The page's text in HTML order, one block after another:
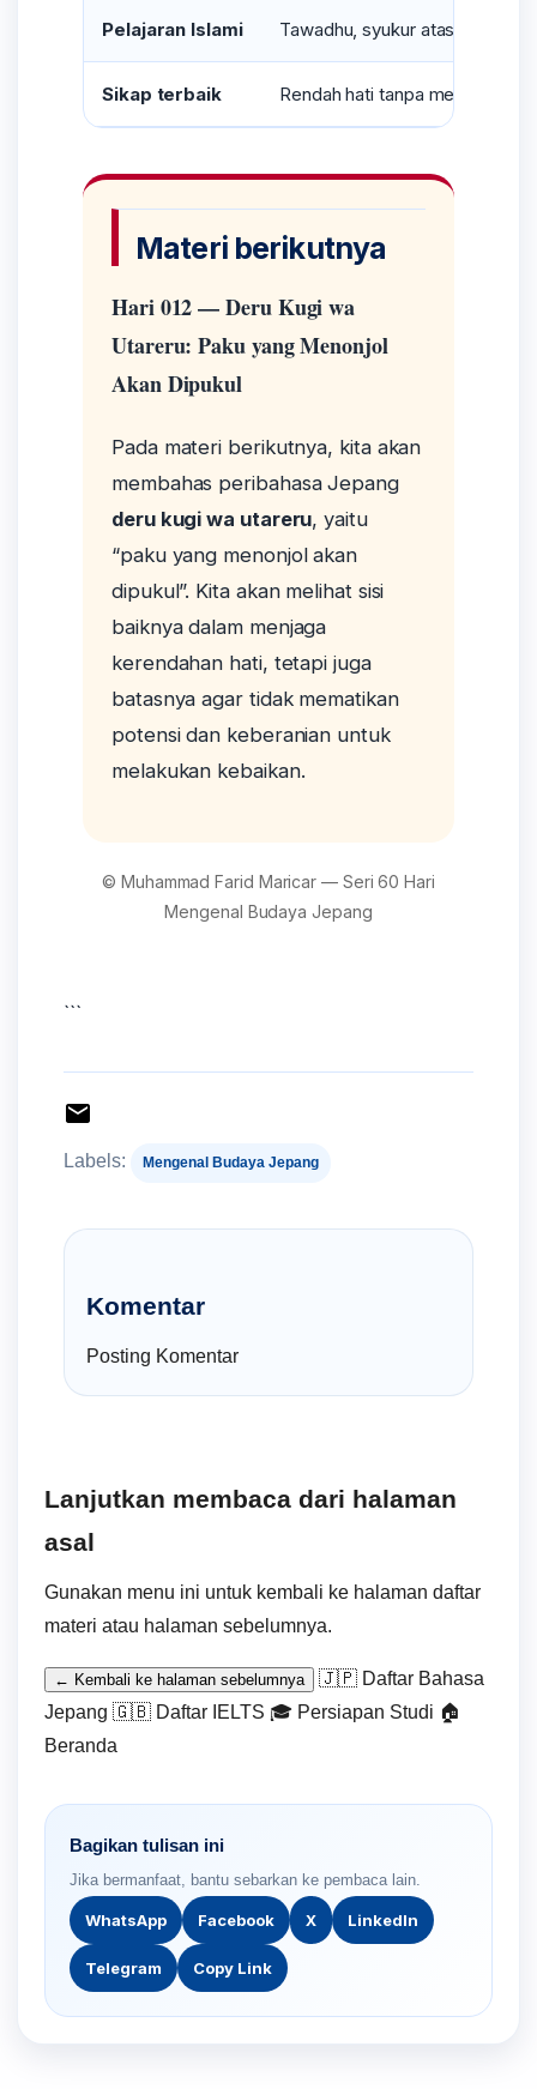
Pelajaran Islami Tawadhu, syukur atas nikmat
Sikap terbaik Rendah hati tanpa
Materi berikutnya
Hari 012 — Deru Kugi wa
Utareru: Paku yang Menonjol
Akan Dipukul
Pada materi berikutnya, kita akan
membahas peribahasa Jepang
deru kugi wa utareru, yaitu
“paku yang menonjol akan
dipukul”. Kita akan melihat sisi
baiknya dalam menjaga
kerendahan hati, tetapi juga
batasnya agar tidak mematikan
potensi dan keberanian untuk
melakukan kebaikan.
© Muhammad Farid Maricar — Seri 60 Hari
Mengenal Budaya Jepang
```
Labels: Mengenal Budaya Jepang
Komentar
Posting Komentar
Lanjutkan membaca dari halaman
asal
Gunakan menu ini untuk kembali ke halaman daftar
materi atau halaman sebelumnya.
← Kembali ke halaman sebelumnya
🇯🇵 Daftar Bahasa
Jepang 🇬🇧 Daftar IELTS 🎓 Persiapan Studi 🏠
Beranda
Bagikan tulisan ini
Jika bermanfaat, bantu sebarkan ke pembaca lain.
WhatsApp Facebook X LinkedIn
Telegram Copy Link